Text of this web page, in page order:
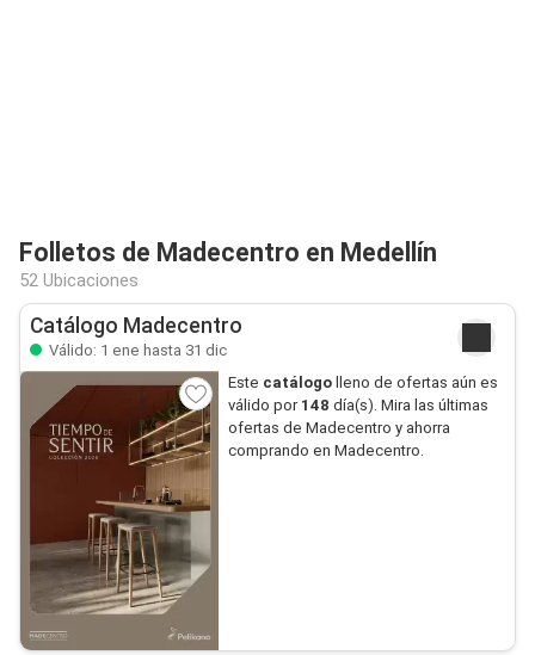
Folletos de Madecentro en Medellín
52 Ubicaciones
Catálogo Madecentro
Válido: 1 ene hasta 31 dic
Este catálogolleno de ofertas aún es
válido por 148 día(s). Mira las últimas
ofertas de Madecentro y ahorra
comprando en Madecentro.